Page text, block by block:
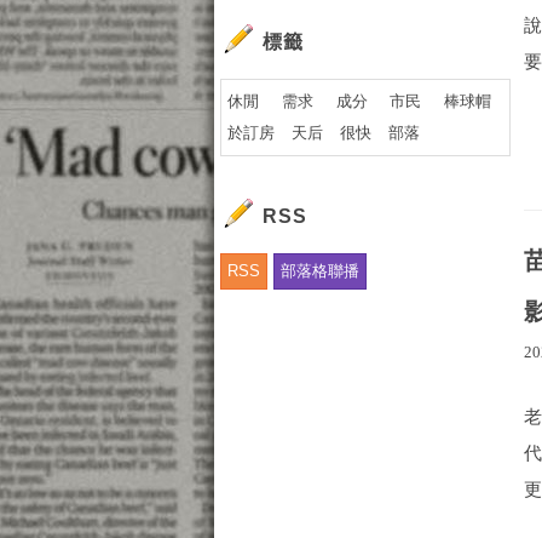
標籤
休閒 需求 成分 市民
棒球帽
於訂房
天后 很快 部落
RSS
RSS 部落格聯播